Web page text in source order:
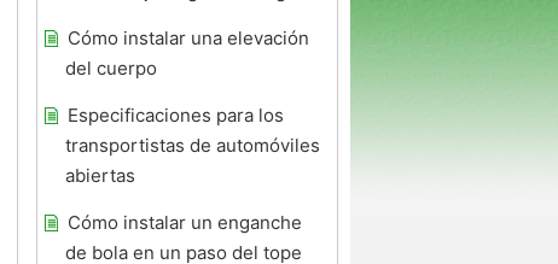
Cómo instalar una elevación
del cuerpo
Especificaciones para los
transportistas de automóviles
abiertas
Cómo instalar un enganche
de bola en un paso del tope